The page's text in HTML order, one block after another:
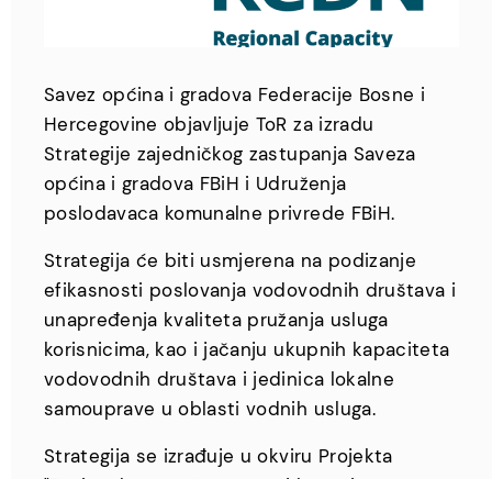
Savez općina i gradova Federacije Bosne i
Hercegovine objavljuje ToR za izradu
Strategije zajedničkog zastupanja Saveza
općina i gradova FBiH i Udruženja
poslodavaca komunalne privrede FBiH.
Strategija će biti usmjerena na podizanje
efikasnosti poslovanja vodovodnih društava i
unapređenja kvaliteta pružanja usluga
korisnicima, kao i jačanju ukupnih kapaciteta
vodovodnih društava i jedinica lokalne
samouprave u oblasti vodnih usluga.
Strategija se izrađuje u okviru Projekta